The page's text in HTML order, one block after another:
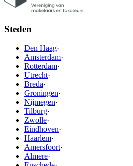
Steden
Den Haag·
Amsterdam·
Rotterdam·
Utrecht·
Breda·
Groningen·
Nijmegen·
Tilburg·
Zwolle·
Eindhoven·
Haarlem·
Amersfoort·
Almere·